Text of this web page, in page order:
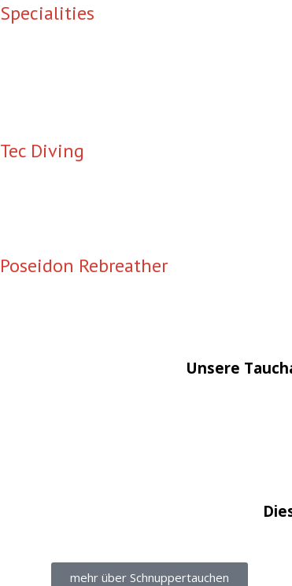
Specialities
Tec Diving
Poseidon Rebreather
Unsere
mehr über Schnuppertauchen